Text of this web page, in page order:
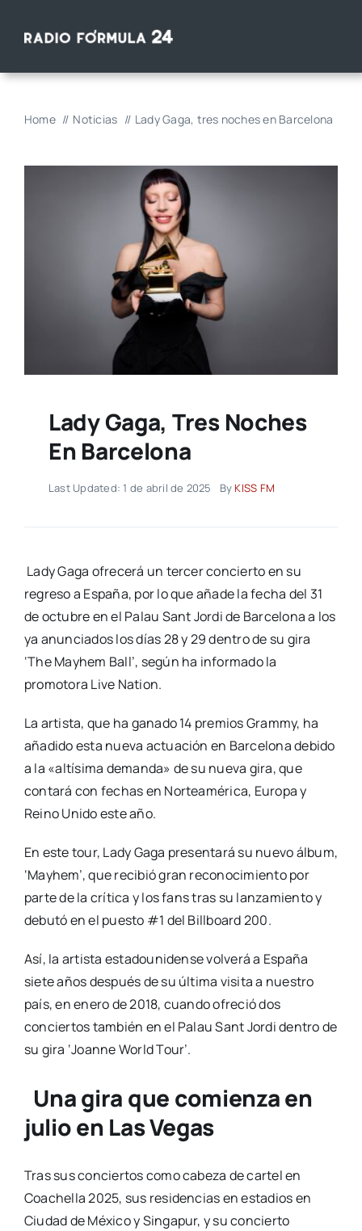
Home Noticias Lady Gaga, tres noches en Barcelona
Lady Gaga, Tres Noches
En Barcelona
Last Updated: 1 de abril de 2025 By KISS FM
Lady Gaga ofrecerá un tercer concierto en su
regreso a España, por lo que añade la fecha del 31
de octubre en el Palau Sant Jordi de Barcelona a los
ya anunciados los días 28 y 29 dentro de su gira
‘The Mayhem Ball’, según ha informado la
promotora Live Nation.
La artista, que ha ganado 14 premios Grammy, ha
añadido esta nueva actuación en Barcelona debido
a la «altísima demanda» de su nueva gira, que
contará con fechas en Norteamérica, Europa y
Reino Unido este año.
En este tour, Lady Gaga presentará su nuevo álbum,
‘Mayhem’, que recibió gran reconocimiento por
parte de la crítica y los fans tras su lanzamiento y
debutó en el puesto #1 del Billboard 200.
Así, la artista estadounidense volverá a España
siete años después de su última visita a nuestro
país, en enero de 2018, cuando ofreció dos
conciertos también en el Palau Sant Jordi dentro de
su gira ‘Joanne World Tour’.
Una gira que comienza en
julio en Las Vegas
Tras sus conciertos como cabeza de cartel en
Coachella 2025, sus residencias en estadios en
Ciudad de México y Singapur, y su concierto